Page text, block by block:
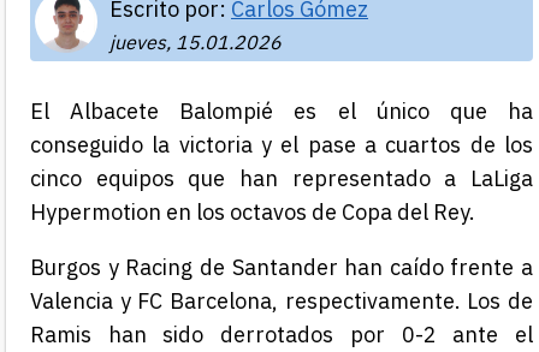
Escrito por: Carlos Gómez
jueves, 15.01.2026
El Albacete Balompié es el único que ha
conseguido la victoria y el pase a cuartos de los
cinco equipos que han representado a LaLiga
Hypermotion en los octavos de Copa del Rey.
Burgos y Racing de Santander han caído frente a
Valencia y FC Barcelona, respectivamente. Los de
Ramis han sido derrotados por 0-2 ante el